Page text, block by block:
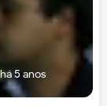
5 anos